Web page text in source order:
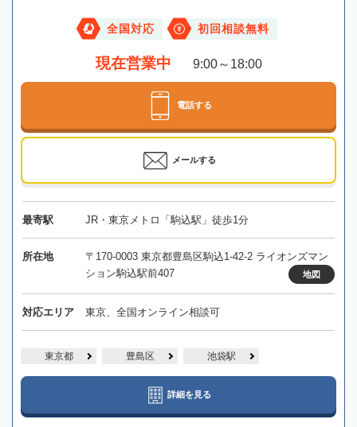
全国対応 初回相談無料
現在営業中 9:00～18:00
電話する
メールする
最寄駅 JR・東京メトロ「駒込駅」徒歩1分
所在地
〒170-0003 東京都豊島区駒込1-42-2 ライオンズマン
ション駒込駅前407
地図
対応エリア 東京、全国オンライン相談可
東京都 豊島区 池袋駅
詳細を見る